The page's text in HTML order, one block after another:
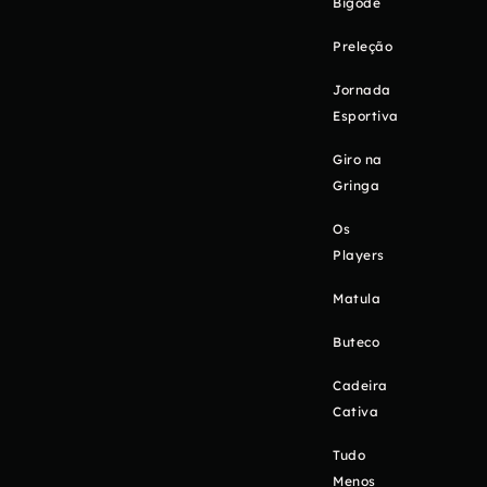
Preleção
Jornada
Esportiva
Giro na
Gringa
Os
Players
Matula
Buteco
Cadeira
Cativa
Tudo
Menos